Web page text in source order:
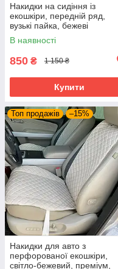
Накидки на сидіння із
екошкіри, передній ряд,
вузькі пайка, бежеві
В наявності
850 ₴ 1 150 ₴
Купити
Топ продажів –15%
Накидки для авто з
перфорованої екошкіри,
світло-бежевий, преміум,